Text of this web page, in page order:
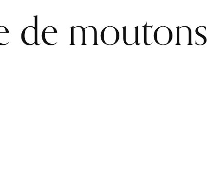
de moutons